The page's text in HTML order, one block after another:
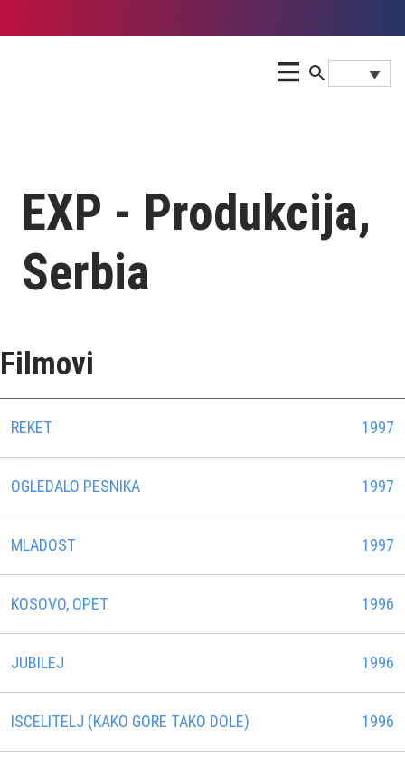
EXP - Produkcija,
Serbia
Filmovi
REKET 1997
OGLEDALO PESNIKA 1997
MLADOST 1997
KOSOVO, OPET 1996
JUBILEJ 1996
ISCELITELJ (KAKO GORE TAKO DOLE) 1996